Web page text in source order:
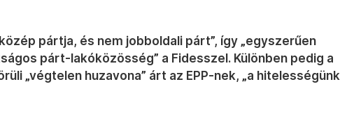
közép pártja, és nem jobboldali párt”, így „egyszerűen
párt-lakóközösség” a Fidesszel. Különben pedig a
„végtelen huzavona” árt az EPP-nek, „a hitelességünk